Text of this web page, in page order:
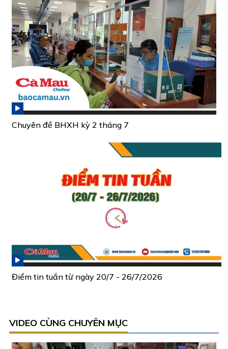
Chuyên đề BHXH kỳ 2 tháng 7
Điểm tin tuần từ ngày 20/7 - 26/7/2026
VIDEO CÙNG CHUYÊN MỤC